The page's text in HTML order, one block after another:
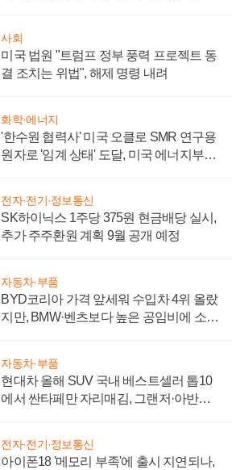
사회
미국 법원 "트럼프 정부 풍력 프로젝트 동
결 조치는 위법", 해제 명령 내려
화학·에너지
'한수원 협력사' 미국 오클로 SMR 연구용
원자로 '임계 상태' 도달, 미국 에너지부
전자·전기·정보통신
SK하이닉스 1주당 375원 현금배당 실시,
추가 주주환원 계획 9월 공개 예정
자동차·부품
BYD코리아 가격 앞세워 수입차 4위 올랐
지만, BMW·벤츠보다 높은 공임비에 소비
자동차·부품
현대차 올해 SUV 국내 베스트셀러 톱10
에서 싼타페만 자리매김, 그랜저·아반떼
전자·전기·정보통신
아이폰18 '메모리 부족'에 출시 지연되나,